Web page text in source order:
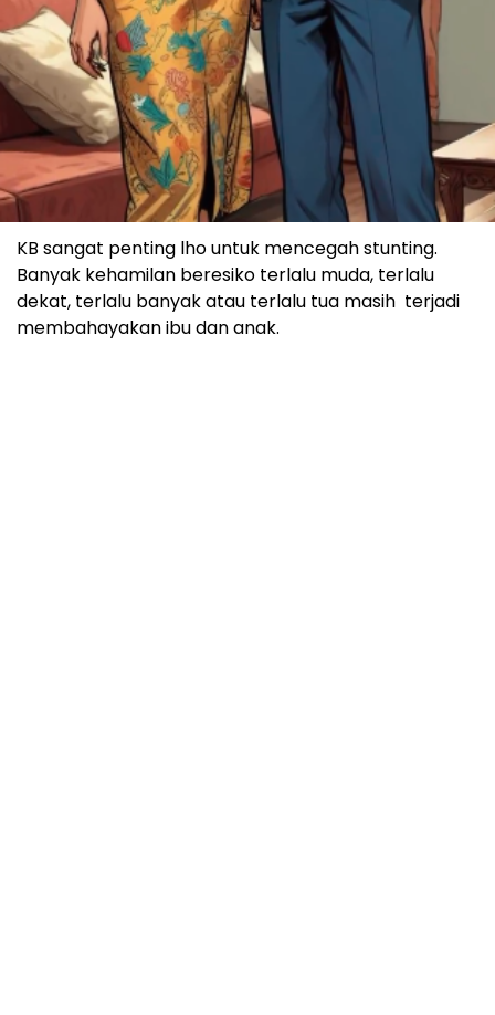
KB sangat penting lho untuk mencegah stunting.
Banyak kehamilan beresiko terlalu muda, terlalu
dekat, terlalu banyak atau terlalu tua masih terjadi
membahayakan ibu dan anak.